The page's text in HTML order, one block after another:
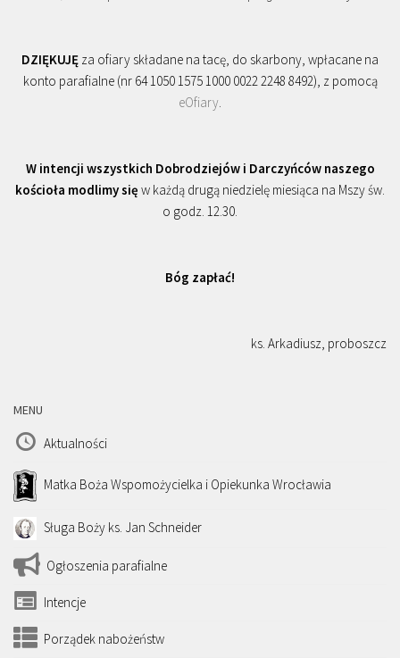
DZIĘKUJĘ za ofiary składane na tacę, do skarbony, wpłacane na
konto parafialne (nr 64 1050 1575 1000 0022 2248 8492), z pomocą
eOfiary
W intencji wszystkich Dobrodziejów i Darczyńców naszego
kościoła modlimy się w każdą drugą niedzielę miesiąca na Mszy św.
o godz. 12.30.
Bóg zapłać!
ks. Arkadiusz, proboszcz
MENU
Aktualności
Matka Boża Wspomożycielka i Opiekunka Wrocławia
Sługa Boży ks. Jan Schneider
Ogłoszenia parafialne
Intencje
Porządek nabożeństw